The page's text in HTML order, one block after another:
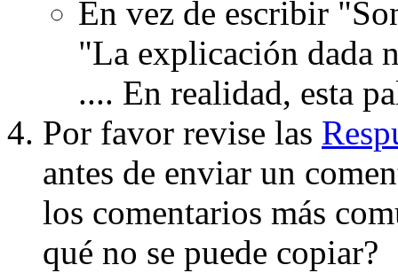
En vez de escribir
"La explicación dada
.... En realidad, esta
Por favor revise las
antes de enviar un
los comentarios más
qué no se puede copiar?